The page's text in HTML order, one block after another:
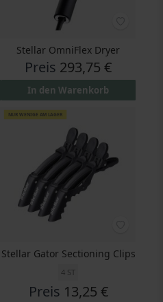
Stellar OmniFlex Dryer
Preis 293,75 €
In den Warenkorb
NUR WENIGE AM LAGER
Stellar Gator Sectioning Clips
4 ST
Preis 13,25 €